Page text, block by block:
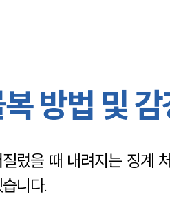
방법 및
렀을 때 내려지는 징계
니다.